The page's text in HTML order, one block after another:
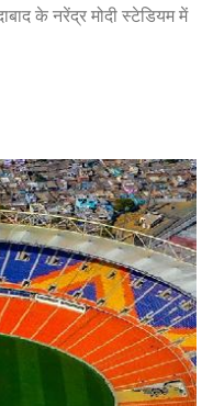
के नरेंद्र मोदी स्टेडियम में